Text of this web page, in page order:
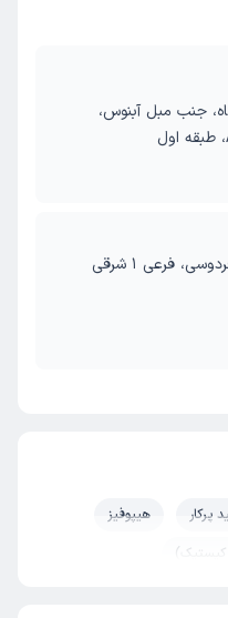
جنب مبل آبنوس،
فرعی 1 شرقی
پرکار
هیپوفیز
کیستیک)